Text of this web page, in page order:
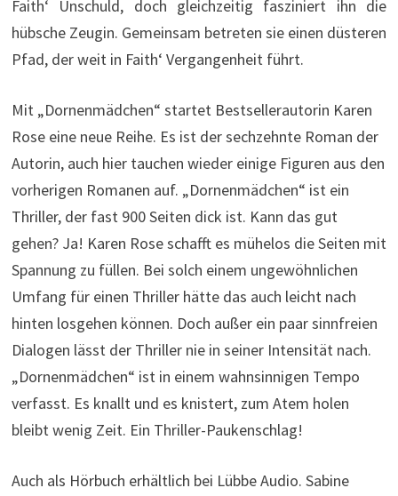
Faith‘ Unschuld, doch gleichzeitig fasziniert ihn die
hübsche Zeugin. Gemeinsam betreten sie einen düsteren
Pfad, der weit in Faith‘ Vergangenheit führt.
Mit „Dornenmädchen“ startet Bestsellerautorin Karen
Rose eine neue Reihe. Es ist der sechzehnte Roman der
Autorin, auch hier tauchen wieder einige Figuren aus den
vorherigen Romanen auf. „Dornenmädchen“ ist ein
Thriller, der fast 900 Seiten dick ist. Kann das gut
gehen? Ja! Karen Rose schafft es mühelos die Seiten mit
Spannung zu füllen. Bei solch einem ungewöhnlichen
Umfang für einen Thriller hätte das auch leicht nach
hinten losgehen können. Doch außer ein paar sinnfreien
Dialogen lässt der Thriller nie in seiner Intensität nach.
„Dornenmädchen“ ist in einem wahnsinnigen Tempo
verfasst. Es knallt und es knistert, zum Atem holen
bleibt wenig Zeit. Ein Thriller-Paukenschlag!
Auch als Hörbuch erhältlich bei Lübbe Audio. Sabine